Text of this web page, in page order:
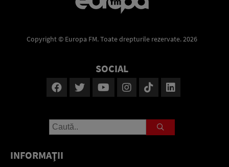
Copyright © Europa FM. Toate drepturile rezervate. 2026
SOCIAL
INFORMAŢII